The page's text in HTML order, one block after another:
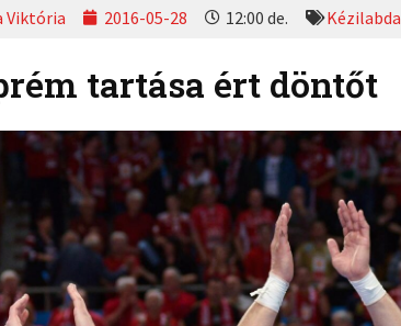
Viktória 2016-05-28 12:00 de. Kézilabda
tartása ért döntőt